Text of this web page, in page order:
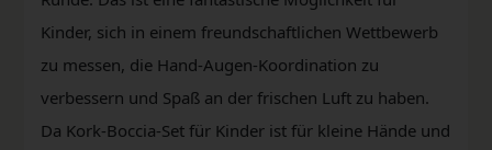
Kinder, sich in einem freundschaftlichen Wettbewerb
zu messen, die Hand-Augen-Koordination zu
verbessern und Spaß an der frischen Luft zu haben.
Da Kork-Boccia-Set für Kinder ist für kleine Hände und